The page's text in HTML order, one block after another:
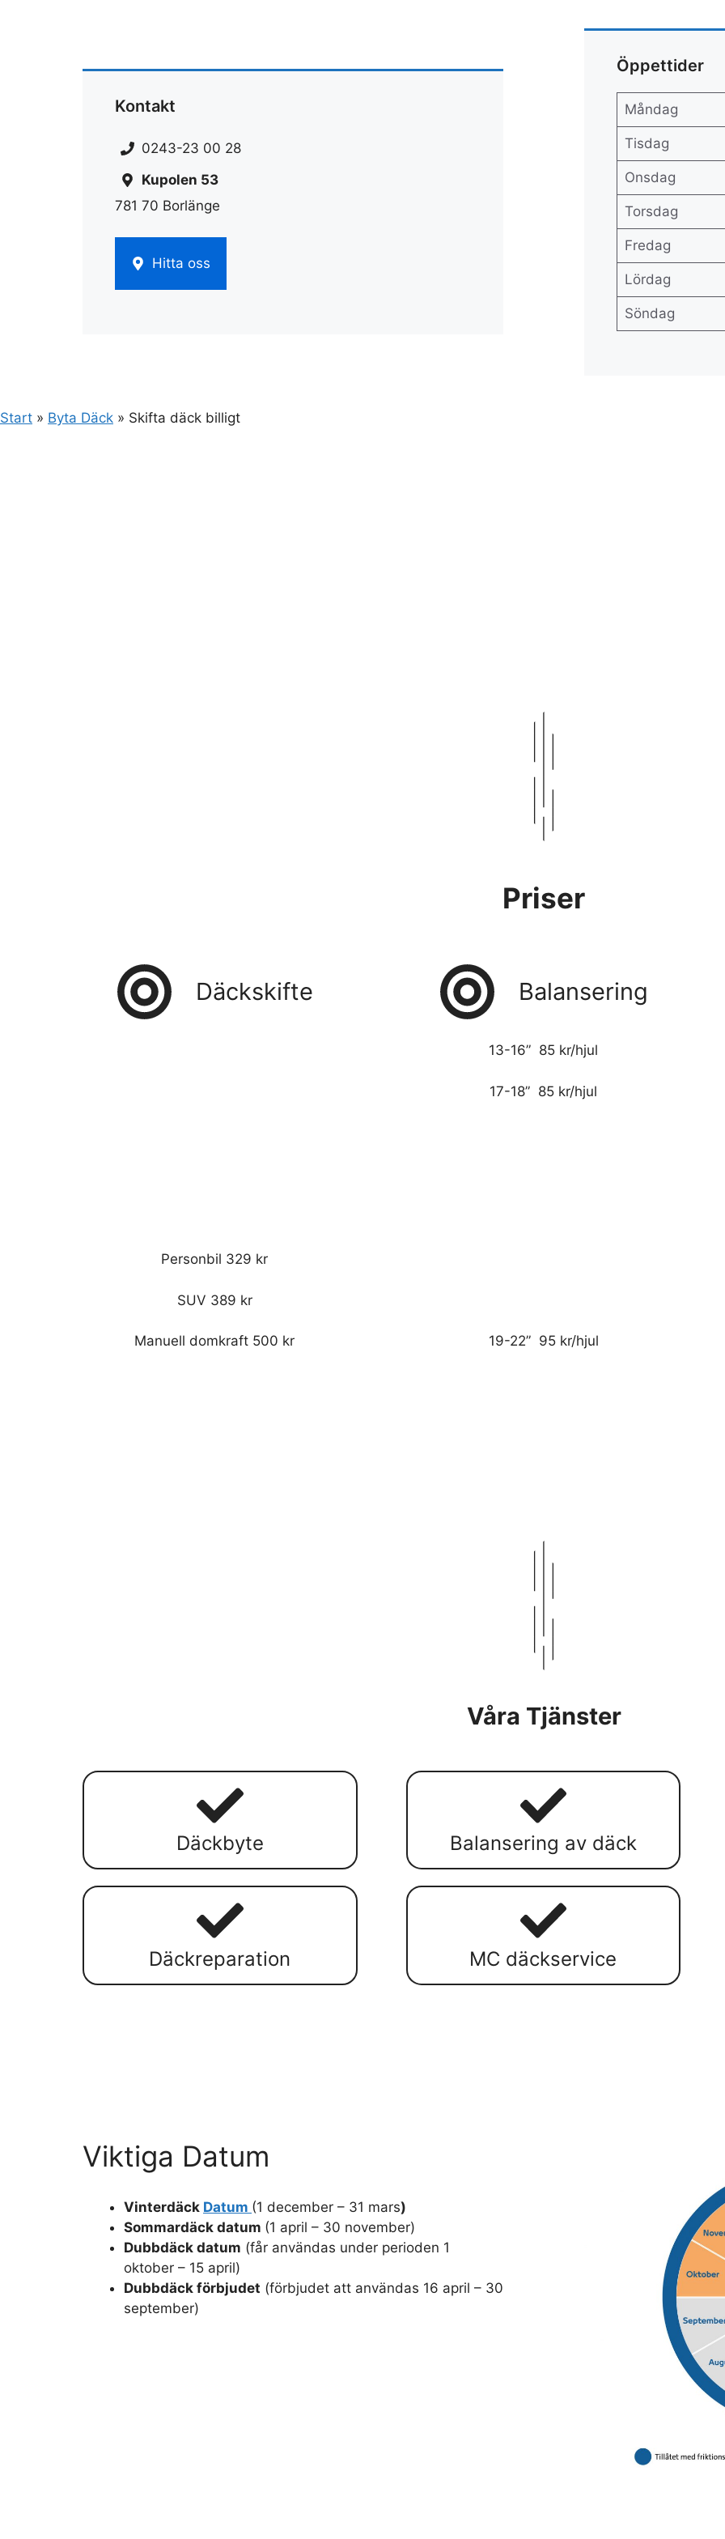
Kontakt
0243-23 00 28
Kupolen 53
781 70 Borlänge
Hitta oss
Öppettider
Måndag
Tisdag
Onsdag
Torsdag
Fredag
Lördag
Söndag
Start » Byta Däck » Skifta däck billigt
Priser
Däckskifte
Personbil 329 kr
SUV 389 kr
Manuell domkraft 500 kr
Balansering
13-16” 85 kr/hjul
17-18” 85 kr/hjul
19-22” 95 kr/hjul
Våra Tjänster
Däckbyte Balansering av däck
Däckreparation MC däckservice
Viktiga Datum
Vinterdäck Datum (1 december – 31 mars)
Sommardäck datum (1 april – 30 november)
Dubbdäck datum (får användas under perioden 1
oktober – 15 april)
Dubbdäck förbjudet (förbjudet att användas 16 april – 30
september)